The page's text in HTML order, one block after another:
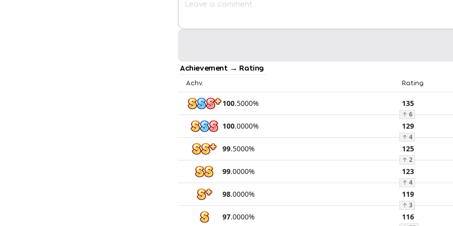
Achievement → Rating
Achv. Rating
100.5000% 135
↑ 6
100.0000% 129
↑ 4
99.5000% 125
↑ 2
99.0000% 123
↑ 4
98.0000% 119
↑ 3
97.0000% 116